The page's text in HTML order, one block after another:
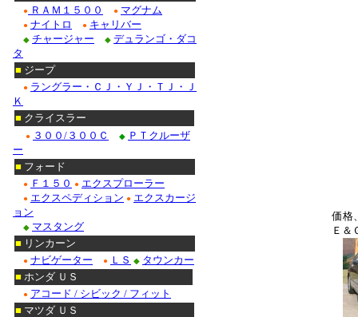
価格
Ｅ＆
● ＲＡＭ１５００ ● マグナム
● ナイトロ ● キャリバー
◆ チャージャー ◆ デュランゴ・ダコ
タ
■ ジープ
● ラングラー・ＣＪ・ＹＪ・ＴＪ・Ｊ
Ｋ
■ クライスラー
● ３００/３００Ｃ ◆ ＰＴクルーザ
ー
■ フォード
● Ｆ１５０ ● エクスプローラー
● エクスペディション ● エクスカージ
ョン
◆ マスタング
■ リンカーン
● ナビゲーター ● ＬＳ ◆ タウンカー
■ ホンダ ＵＳ
● アコード / シビック / フィット
■ マツダ ＵＳ